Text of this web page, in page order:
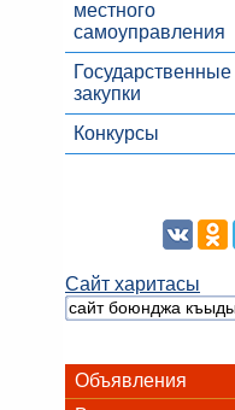
местного
самоуправления
Государственные
закупки
Конкурсы
Сайт харитасы
Объявления